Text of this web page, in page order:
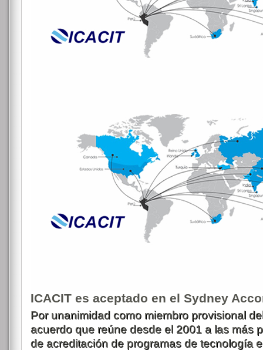
ICACIT es aceptado en el Sydney
Por unanimidad como miembro provisional
acuerdo que reúne desde el 2001 a las más
de acreditación de programas de tecnología